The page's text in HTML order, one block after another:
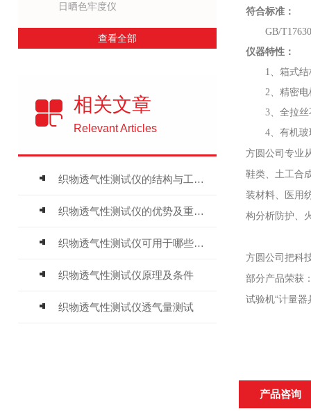
日晒色牢度仪
查看全部
相关文章
Relevant Articles
织物透气性测试仪的结构与工作原理
织物透气性测试仪的优势及重要性
织物透气性测试仪可用于哪些测试呢？
织物透气性测试仪原理及条件
织物透气性测试仪透气量测试
符合标准：
GB/
仪器特性：
1、箱式
2、精密
3、全拉
4、有机
方圆公司专业
鞋类、土工合
装材料、医用
构分析防护、
方圆公司把科
部分产品荣获
试验机“计量
产品咨询